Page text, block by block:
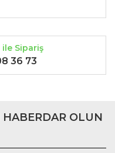
Sipariş
36 73
OLUN